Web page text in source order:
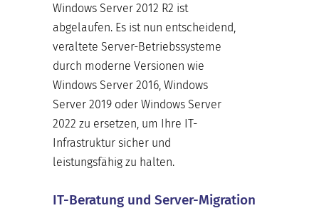
Windows Server 2012 R2 ist
abgelaufen. Es ist nun entscheidend,
veraltete Server-Betriebssysteme
durch moderne Versionen wie
Windows Server 2016, Windows
Server 2019 oder Windows Server
2022 zu ersetzen, um Ihre IT-
Infrastruktur sicher und
leistungsfähig zu halten.
IT-Beratung und Server-Migration